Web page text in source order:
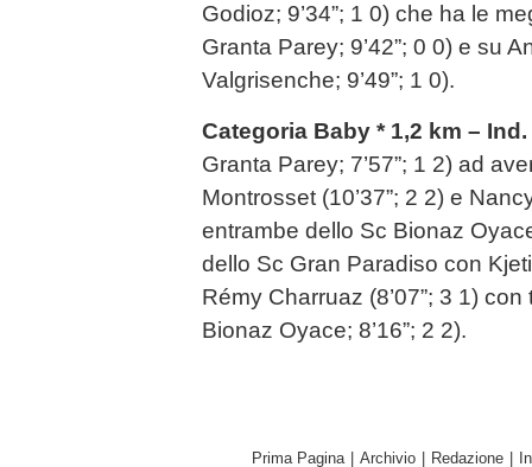
Godioz; 9’34”; 1 0) che ha le
Granta Parey; 9’42”; 0 0) e su
Valgrisenche; 9’49”; 1 0).
Categoria Baby * 1,2 km – Ind.
Granta Parey; 7’57”; 1 2) ad
Montrosset (10’37”; 2 2) e
entrambe dello Sc Bionaz
dello Sc Gran Paradiso con
Rémy Charruaz (8’07”; 3 1)
Bionaz Oyace; 8’16”; 2 2).
Prima Pagina | Archivio | Redazione |